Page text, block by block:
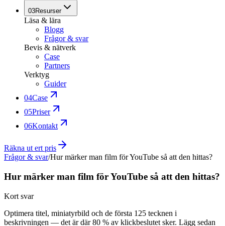
03Resurser
Läsa & lära
Blogg
Frågor & svar
Bevis & nätverk
Case
Partners
Verktyg
Guider
04Case
05Priser
06Kontakt
Räkna ut ert pris
Frågor & svar/Hur märker man film för YouTube så att den hittas?
Hur märker man film för YouTube så att den hittas?
Kort svar
Optimera titel, miniatyrbild och de första 125 tecknen i
beskrivningen — det är där 80 % av klickbeslutet sker. Lägg sedan